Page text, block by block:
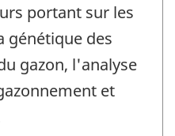
portant sur les
génétique des
gazon, l'analyse
et